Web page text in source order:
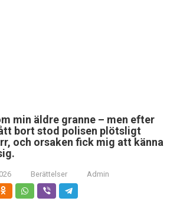
min äldre granne – men efter
bort stod polisen plötsligt
och orsaken fick mig att känna
Berättelser Admin